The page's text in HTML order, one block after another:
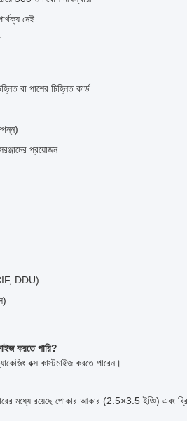
নেই
বা পাশের চিহ্নিত কার্ড
প্রয়োজন
DDU)
করতে পারি?
বক্স কাস্টমাইজ করতে পারেন।
মধ্যে রয়েছে পোকার আকার (2.5×3.5 ইঞ্চি) এবং